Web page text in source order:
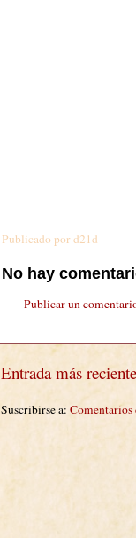
Publicado pord21d
No hay
Publicar un
Entrada más reciente
Suscribirse a: